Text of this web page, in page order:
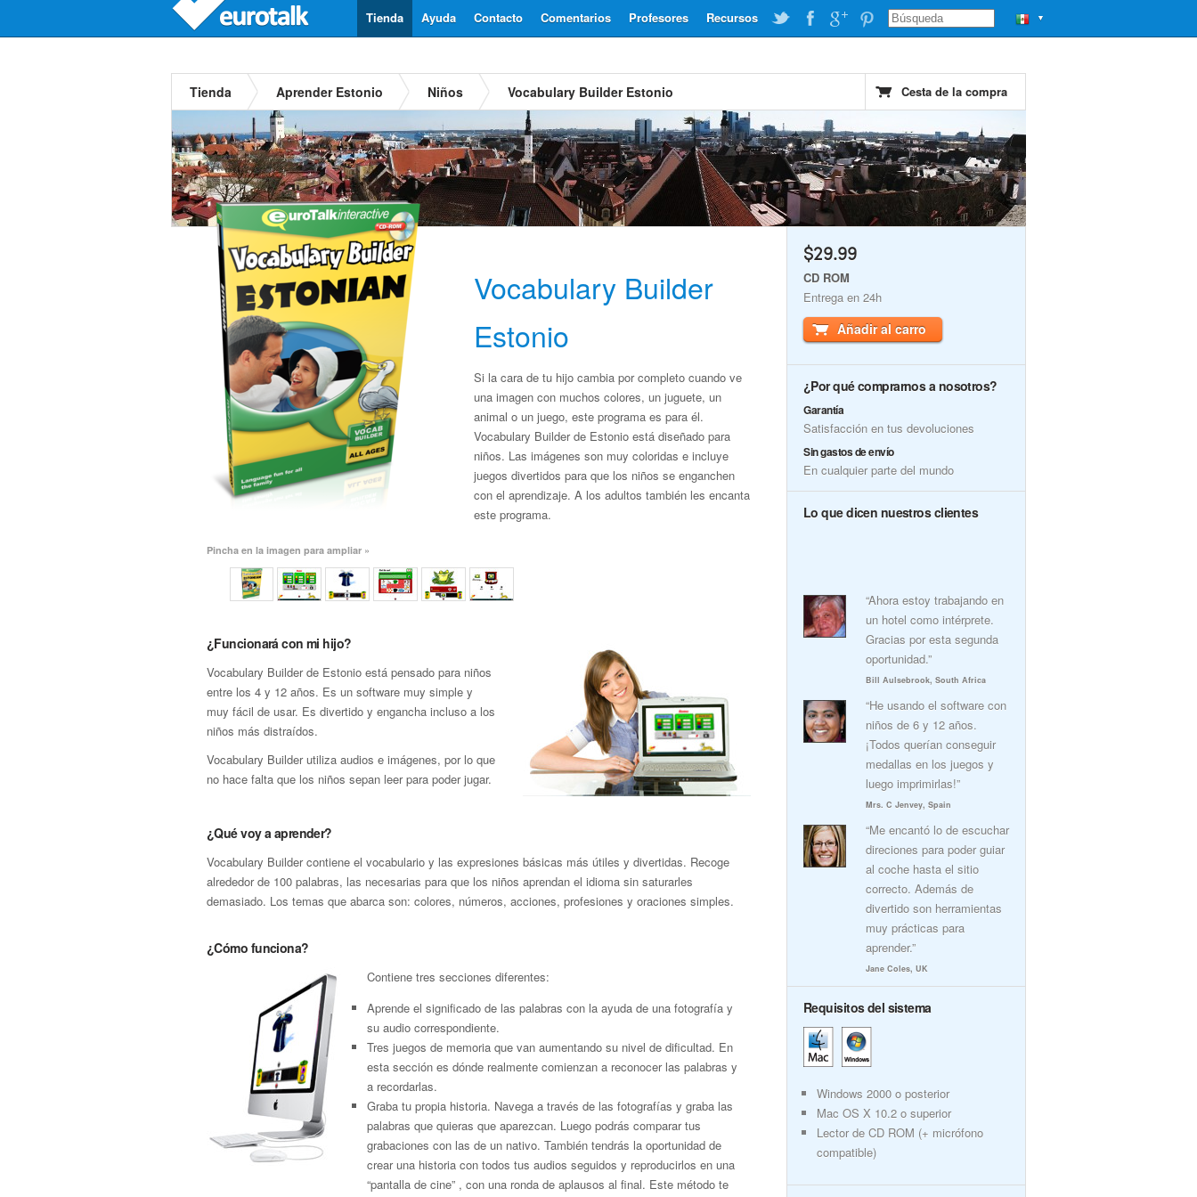
▼
Recursos
Profesores
Comentarios
Contacto
Ayuda
Tienda
Tienda Aprender Estonio Niños Vocabulary Builder Estonio Cesta de la compra
Vocabulary Builder
Estonio
Si la cara de tu hijo cambia por completo cuando ve
una imagen con muchos colores, un juguete, un
animal o un juego, este programa es para él.
Vocabulary Builder de Estonio está diseñado para
niños. Las imágenes son muy coloridas e incluye
juegos divertidos para que los niños se enganchen
con el aprendizaje. A los adultos también les encanta
este programa.
Pincha en la imagen para ampliar »
¿Funcionará con mi hijo?
Vocabulary Builder de Estonio está pensado para niños
entre los 4 y 12 años. Es un software muy simple y
muy fácil de usar. Es divertido y engancha incluso a los
niños más distraídos.
Vocabulary Builder utiliza audios e imágenes, por lo que
no hace falta que los niños sepan leer para poder jugar.
¿Qué voy a aprender?
Vocabulary Builder contiene el vocabulario y las expresiones básicas más útiles y divertidas. Recoge
alrededor de 100 palabras, las necesarias para que los niños aprendan el idioma sin saturarles
demasiado. Los temas que abarca son: colores, números, acciones, profesiones y oraciones simples.
¿Cómo funciona?
Contiene tres secciones diferentes:
Aprende el significado de las palabras con la ayuda de una fotografía y
su audio correspondiente.
Tres juegos de memoria que van aumentando su nivel de dificultad. En
esta sección es dónde realmente comienzan a reconocer las palabras y
a recordarlas.
Graba tu propia historia. Navega a través de las fotografías y graba las
palabras que quieras que aparezcan. Luego podrás comparar tus
grabaciones con las de un nativo. También tendrás la oportunidad de
crear una historia con todos tus audios seguidos y reproducirlos en una
“pantalla de cine” , con una ronda de aplausos al final. Este método te
$29.99
CD ROM
Entrega en 24h
Añadir al carro
¿Por qué comprarnos a nosotros?
Garantía
Satisfacción en tus devoluciones
Sin gastos de envío
En cualquier parte del mundo
Lo que dicen nuestros clientes
“Ahora estoy trabajando en
un hotel como intérprete.
Gracias por esta segunda
oportunidad.”
Bill Aulsebrook, South Africa
“He usando el software con
niños de 6 y 12 años.
¡Todos querían conseguir
medallas en los juegos y
luego imprimirlas!”
Mrs. C Jenvey, Spain
“Me encantó lo de escuchar
direciones para poder guiar
al coche hasta el sitio
correcto. Además de
divertido son herramientas
muy prácticas para
aprender.”
Jane Coles, UK
Requisitos del sistema
Windows 2000 o posterior
Mac OS X 10.2 o superior
Lector de CD ROM (+ micrófono
compatible)